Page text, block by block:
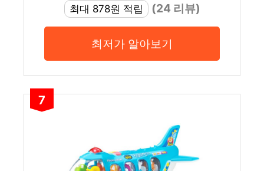
최대 878원 적립
(24 리뷰)
최저가 알아보기
7